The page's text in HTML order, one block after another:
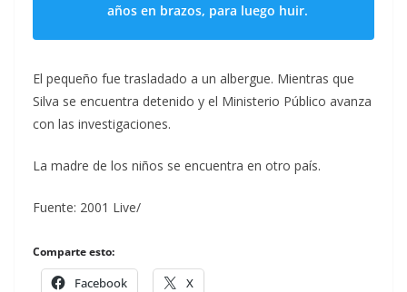
años en brazos, para luego huir.
El pequeño fue trasladado a un albergue. Mientras que
Silva se encuentra detenido y el Ministerio Público avanza
con las investigaciones.
La madre de los niños se encuentra en otro país.
Fuente: 2001 Live/
Comparte esto:
Facebook X